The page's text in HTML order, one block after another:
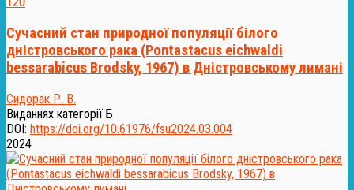
Сучасний стан природної популяції білого
дністровського рака (Pontastacus eichwaldi
bessarabicus Brodsky, 1967) в Дністровському лимані
Сидорак Р. В.
Виданнях категорії Б
DOI: https://doi.org/10.61976/fsu2024.03.004
2024